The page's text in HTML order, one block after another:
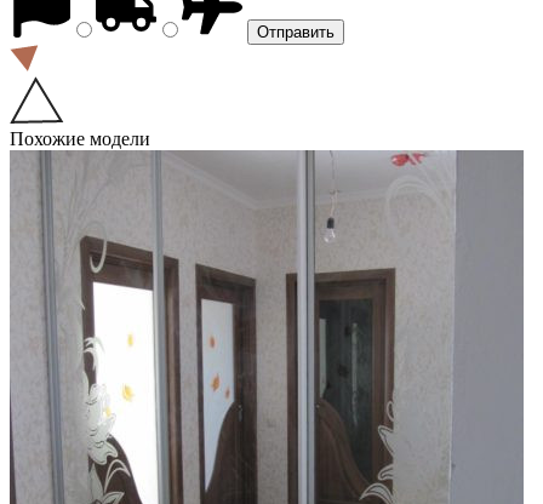
Похожие модели